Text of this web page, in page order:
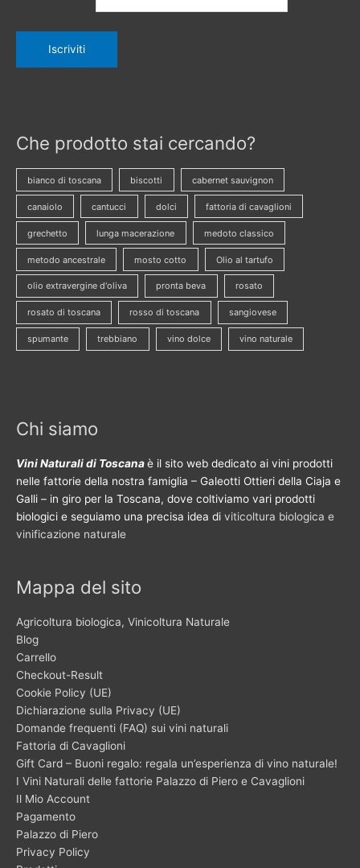
Che prodotto stai cercando?
bianco di toscana biscotti cabernet sauvignon
canaiolo cantucci dolci fattoria di cavaglioni
grechetto lunga macerazione medoto classico
metodo ancestrale mosto cotto Olio al tartufo
olio extravergine d'oliva pronta beva rosato
rosato di toscana rosso di toscana sangiovese
spumante trebbiano vino dolce vino naturale
Chi siamo
Vini Naturali di Toscanaè il sito web dedicato ai vini prodotti
nelle fattorie della nostra famiglia – Galeotti Ottieri della Ciaja e
Galli – in giro per la Toscana, dove coltiviamo vari prodotti
biologici e seguiamo una precisa idea di viticoltura biologica e
vinificazione naturale
Mappa del sito
Agricoltura biologica, Vinicoltura Naturale
Blog
Carrello
Checkout-Result
Cookie Policy (UE)
Dichiarazione sulla Privacy (UE)
Domande frequenti (FAQ) sui vini naturali
Fattoria di Cavaglioni
Gift Card – Buoni regalo: regala un’esperienza di vino naturale!
I Vini Naturali delle fattorie Palazzo di Piero e Cavaglioni
Il Mio Account
Pagamento
Palazzo di Piero
Privacy Policy